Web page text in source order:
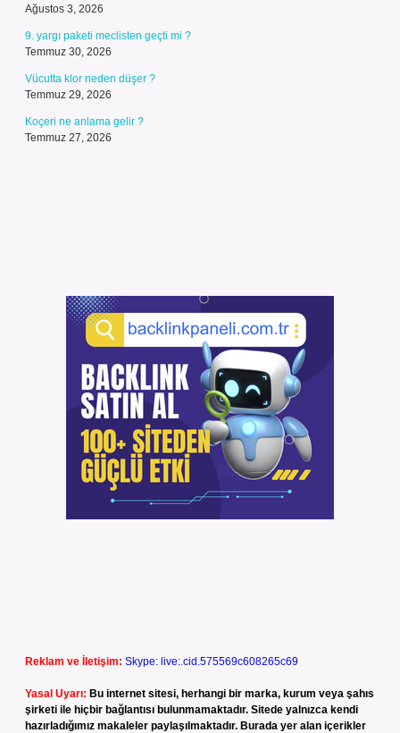
Ağustos 3, 2026
9. yargı paketi meclisten geçti mi ?
Temmuz 30, 2026
Vücutta klor neden düşer ?
Temmuz 29, 2026
Koçeri ne anlama gelir ?
Temmuz 27, 2026
Reklam ve İletişim: Skype: live:.cid.575569c608265c69
Yasal Uyarı: Bu internet sitesi, herhangi bir marka, kurum veya şahıs
şirketi ile hiçbir bağlantısı bulunmamaktadır. Sitede yalnızca kendi
hazırladığımız makaleler paylaşılmaktadır. Burada yer alan içerikler